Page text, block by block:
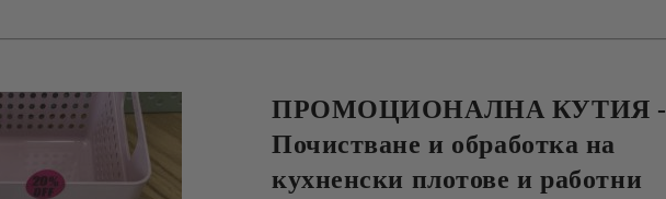
ПРОМОЦИОНАЛНА КУТИЯ -
Почистване и обработка на
кухненски плотове и работни